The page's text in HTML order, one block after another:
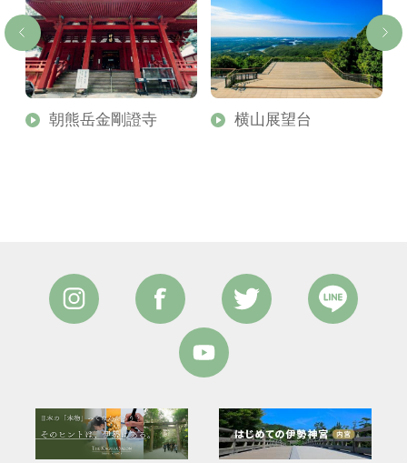
朝熊岳金剛證寺 横山展望台